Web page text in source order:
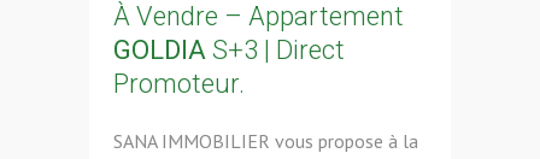
À Vendre – Appartement
GOLDIA S+3 | Direct
Promoteur.
SANA IMMOBILIER vous propose à la